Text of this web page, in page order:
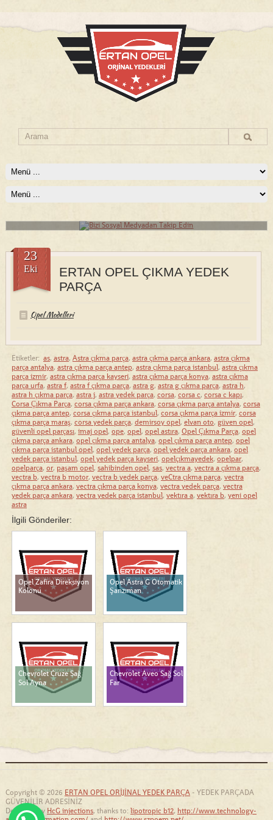
Bizi Sosyal Medyadan Takip Edin
Bizi sosyal medyadan takip edin, kampanyalarımızdan haberdar olun!
Devamını Oku
ERTAN OPEL ÇIKMA YEDEK
PARÇA
23
Eki
Opel Modelleri
Etiketler: as, astra, Astra çıkma parça, astra çıkma parça ankara, astra çıkma
parça antalya, astra çıkma parça antep, astra çıkma parça istanbul, astra çıkma
parça izmir, astra çıkma parça kayseri, astra çıkma parça konya, astra çıkma
parça urfa, astra f, astra f çıkma parça, astra g, astra g çıkma parça, astra h,
astra h çıkma parça, astra j, astra yedek parça, corsa, corsa c, corsa c kapı,
Corsa Çıkma Parça, corsa çıkma parça ankara, corsa çıkma parça antalya, corsa
çıkma parça antep, corsa çıkma parça istanbul, corsa çıkma parça izmir, corsa
çıkma parça maraş, corsa yedek parça, demirsoy opel, elvan oto, güven opel,
güvenli opel parçası, imaj opel, ope, opel, opel astıra, Opel Çıkma Parça, opel
çıkma parça ankara, opel çıkma parça antalya, opel çıkma parça antep, opel
çıkma parça istanbul opel, opel yedek parça, opel yedek parça ankara, opel
yedek parça istanbul, opel yedek parça kayseri, opelçıkmayedek, opelpar,
opelparça, or, paşam opel, sahibinden opel, sas, vectra a, vectra a çıkma parça,
vectra b, vectra b motor, vectra b yedek parça, veCtra çıkma parça, vectra
çıkma parça ankara, vectra çıkma parça konya, vectra yedek parça, vectra
yedek parça ankara, vectra yedek parça istanbul, vektıra a, vektıra b, yeni opel
astra
İlgili Gönderiler:
Opel Zafira Direksiyon
Kolonu
Opel Astra G Otomatik
Şanzıman
Chevrolet Cruze Sağ
Sol Ayna
Chevrolet Aveo Sağ Sol
Far
Copyright © 2026 ERTAN OPEL ORİJİNAL YEDEK PARÇA- YEDEK PARÇADA
GÜVENİLİR ADRESİNİZ
Designed by HcG injections, thanks to: lipotropic b12, http://www.technology-